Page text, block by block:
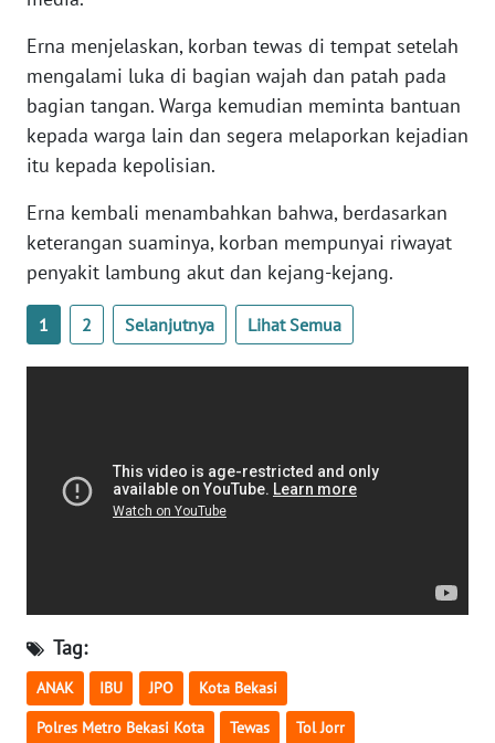
Erna menjelaskan, korban tewas di tempat setelah
mengalami luka di bagian wajah dan patah pada
bagian tangan. Warga kemudian meminta bantuan
kepada warga lain dan segera melaporkan kejadian
itu kepada kepolisian.
Erna kembali menambahkan bahwa, berdasarkan
keterangan suaminya, korban mempunyai riwayat
penyakit lambung akut dan kejang-kejang.
1 2 Selanjutnya Lihat Semua
Tag:
ANAK IBU JPO Kota Bekasi
Polres Metro Bekasi Kota Tewas Tol Jorr
BABEL
WN
SUMBAR
WN
SUMSEL
WN
BENGKULU
JATENG
JOGJA
WN
JATIM